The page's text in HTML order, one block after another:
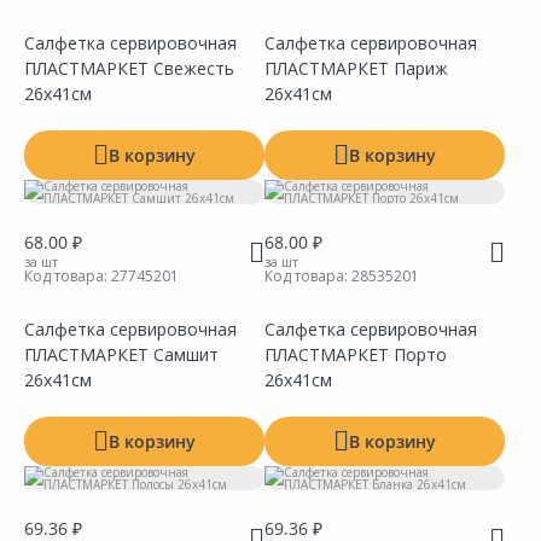
Салфетка сервировочная
ПЛАСТМАРКЕТ Свежесть
26х41см
В корзину
Салфетка сервировочная
ПЛАСТМАРКЕТ Париж
26х41см
В корзину
68.00 ₽
за шт
Код товара: 27745201
Салфетка сервировочная
ПЛАСТМАРКЕТ Самшит
26х41см
В корзину
68.00 ₽
за шт
Код товара: 28535201
Салфетка сервировочная
ПЛАСТМАРКЕТ Порто
26х41см
В корзину
69.36 ₽ 69.36 ₽